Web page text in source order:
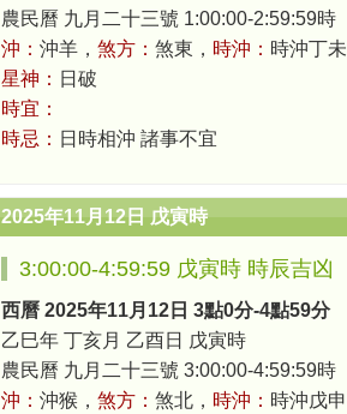
農民曆 九月二十三號 1:00:00-2:59:59時
沖： 沖羊， 煞方： 煞東， 時沖： 時沖丁未
星神： 日破
時宜：
時忌： 日時相沖 諸事不宜
2025年11月12日 戊寅時
3:00:00-4:59:59 戊寅時 時辰吉凶
西曆 2025年11月12日 3點0分-4點59分
乙巳年 丁亥月 乙酉日 戊寅時
農民曆 九月二十三號 3:00:00-4:59:59時
沖： 沖猴， 煞方： 煞北， 時沖： 時沖戊申